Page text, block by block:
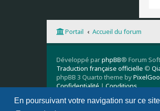
En poursuivant votre navigation sur ce
Portail Accueil du forum
Développé parphpBB® Forum
Traduction française officielle ©
phpBB 3 Quarto theme by
Confidentialité|Conditions